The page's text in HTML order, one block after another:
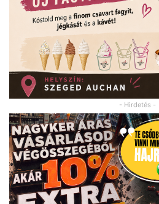
- Hirdetés -